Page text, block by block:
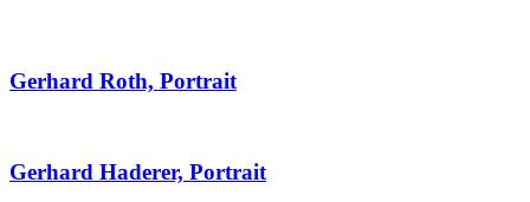
Gerhard Roth, Portrait
Gerhard Haderer, Portrait